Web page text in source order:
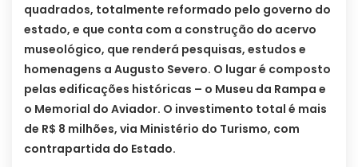
quadrados, totalmente reformado pelo governo do
estado, e que conta com a construção do acervo
museológico, que renderá pesquisas, estudos e
homenagens a Augusto Severo. O lugar é composto
pelas edificações históricas – o Museu da Rampa e
o Memorial do Aviador. O investimento total é mais
de R$ 8 milhões, via Ministério do Turismo, com
contrapartida do Estado.